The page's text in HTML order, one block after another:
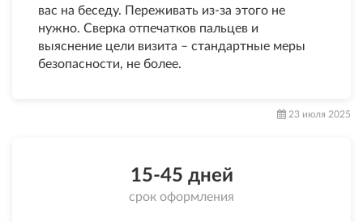
вас на беседу. Переживать из-за этого не
нужно. Сверка отпечатков пальцев и
выяснение цели визита – стандартные меры
безопасности, не более.
23 июля 2025
15-45 дней
срок оформления